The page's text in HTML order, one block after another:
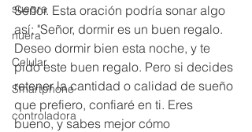
suegra
nuera
Celular
Smartphone
controladora
Señor. Esta oración podría sonar algo
así: "Señor, dormir es un buen regalo.
Deseo dormir bien esta noche, y te
pido este buen regalo. Pero si decides
retener la cantidad o calidad de sueño
que prefiero, confiaré en ti. Eres
bueno, y sabes mejor cómo